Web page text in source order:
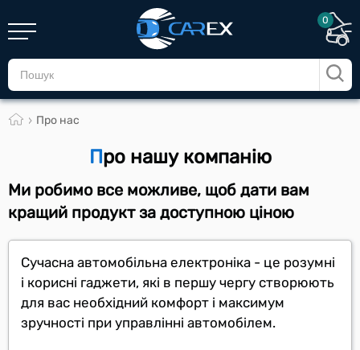
0
Про нас
Про нашу компанію
Ми робимо все можливе, щоб дати вам
кращий продукт за доступною ціною
Сучасна автомобільна електроніка - це розумні
і корисні гаджети, які в першу чергу створюють
для вас необхідний комфорт і максимум
зручності при управлінні автомобілем.